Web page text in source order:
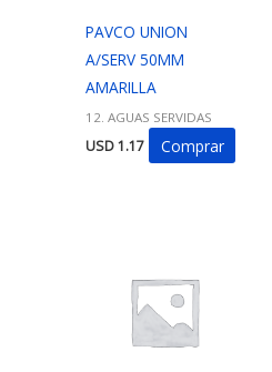
PAVCO UNION
A/SERV 50MM
AMARILLA
12. AGUAS SERVIDAS
USD1.17 Comprar